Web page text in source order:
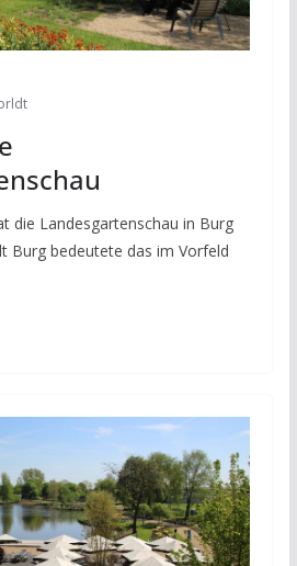
die Landesgartenschau in Burg
Burg bedeutete das im Vorfeld